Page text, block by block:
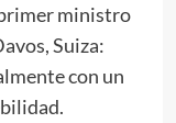
ministro
Suiza:
con un